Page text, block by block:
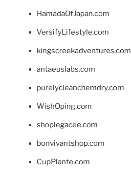
HamadaOfJapan.com
VersifyLifestyle.com
kingscreekadventures.com
antaeuslabs.com
purelycleanchemdry.com
WishOping.com
shoplegacee.com
bonvivantshop.com
CupPlante.com